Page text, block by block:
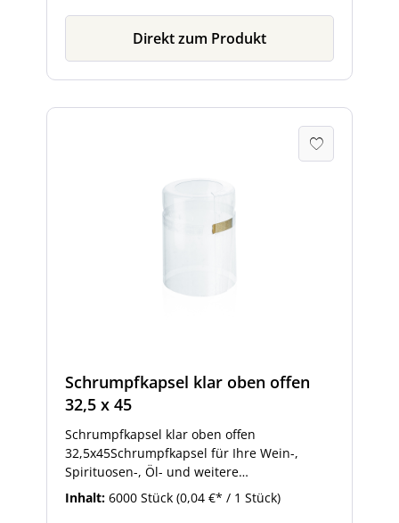
Direkt zum Produkt
Schrumpfkapsel klar oben offen
32,5 x 45
Schrumpfkapsel klar oben offen
32,5x45Schrumpfkapsel für Ihre Wein-,
Spirituosen-, Öl- und weitere
Flaschen.Einfach anzubringende
Schrumpfkapsel, die langlebige
Inhalt: 6000 Stück (0,04 €* / 1 Stück)